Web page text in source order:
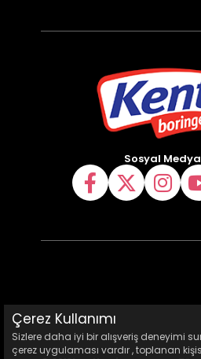
Sosyal Medya
Çerez Kullanımı
Sizlere daha iyi bir alışveriş deneyimi
çerez uygulaması vardır , toplanan